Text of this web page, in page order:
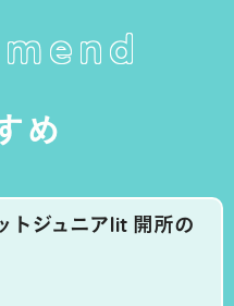
め
トジュニアlit 開所の